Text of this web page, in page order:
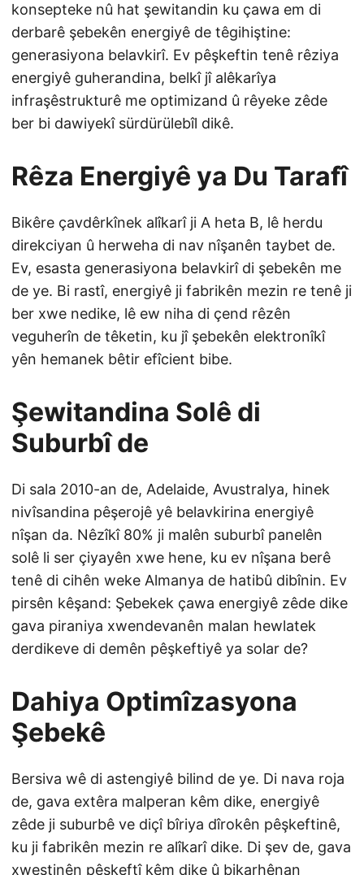
konsepteke nû hat şewitandin ku çawa em di
derbarê şebekên energiyê de têgihiştine:
generasiyona belavkirî. Ev pêşkeftin tenê rêziya
energiyê guherandina, belkî jî alêkarîya
infraşêstrukturê me optimizand û rêyeke zêde
ber bi dawiyekî sürdürülebîl dikê.
Rêza Energiyê ya Du Tarafî
Bikêre çavdêrkînek alîkarî ji A heta B, lê herdu
direkciyan û herweha di nav nîşanên taybet de.
Ev, esasta generasiyona belavkirî di şebekên me
de ye. Bi rastî, energiyê ji fabrikên mezin re tenê ji
ber xwe nedike, lê ew niha di çend rêzên
veguherîn de têketin, ku jî şebekên elektronîkî
yên hemanek bêtir efîcient bibe.
Şewitandina Solê di
Suburbî de
Di sala 2010-an de, Adelaide, Avustralya, hinek
nivîsandina pêşerojê yê belavkirina energiyê
nîşan da. Nêzîkî 80% ji malên suburbî panelên
solê li ser çiyayên xwe hene, ku ev nîşana berê
tenê di cihên weke Almanya de hatibû dibînin. Ev
pirsên kêşand: Şebekek çawa energiyê zêde dike
gava piraniya xwendevanên malan hewlatek
derdikeve di demên pêşkeftiyê ya solar de?
Dahiya Optimîzasyona
Şebekê
Bersiva wê di astengiyê bilind de ye. Di nava roja
de, gava extêra malperan kêm dike, energiyê
zêde ji suburbê ve diçî bîriya dîrokên pêşkeftinê,
ku ji fabrikên mezin re alîkarî dike. Di şev de, gava
xwestinên pêşkeftî kêm dike û bikarhênan